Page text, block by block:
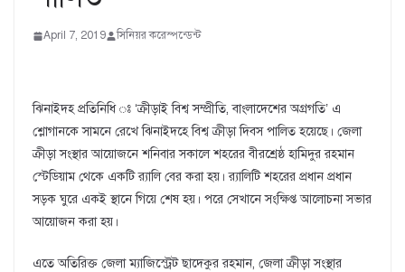
April 7, 2019 সিনিয়র করেস্পন্ডেন্ট
ঝিনাইদহ প্রতিনিধি ঃ ‘ক্রীড়াই বিশ্ব সম্প্রীতি, বাংলাদেশের অগ্রগতি’ এ
শ্লোগানকে সামনে রেখে ঝিনাইদহে বিশ্ব ক্রীড়া দিবস পালিত হয়েছে। জেলা
ক্রীড়া সংস্থার আয়োজনে শনিবার সকালে শহরের বীরশ্রেষ্ঠ হামিদুর রহমান
স্টেডিয়াম থেকে একটি র‌্যালি বের করা হয়। র‌্যালিটি শহরের প্রধান প্রধান
সড়ক ঘুরে একই স্থানে গিয়ে শেষ হয়। পরে সেখানে সংক্ষিপ্ত আলোচনা সভার
আয়োজন করা হয়।
এতে অতিরিক্ত জেলা ম্যাজিস্ট্রেট ছাদেকুর রহমান, জেলা ক্রীড়া সংস্থার